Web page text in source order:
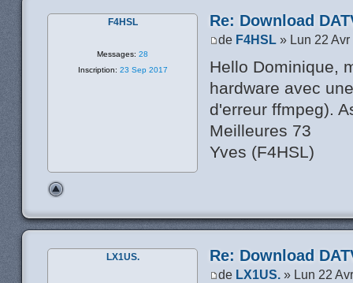
Re: Download
de F4HSL » Lun 22
Hello Dominique,
hardware avec
d'erreur ffmpeg).
Meilleures 73
Yves (F4HSL)
F4HSL
Messages: 28
Inscription: 23 Sep 2017
Re: Download
de LX1US. » Lun 22
LX1US.